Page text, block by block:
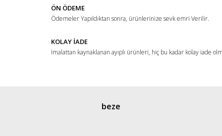
ÖN ÖDEME
Ödemeler Yapıldıktan sonra, ürünlerinize sevk emri Verilir.
KOLAY İADE
İmalattan kaynaklanan ayıplı ürünleri, hiç bu kadar kolay iade
beze